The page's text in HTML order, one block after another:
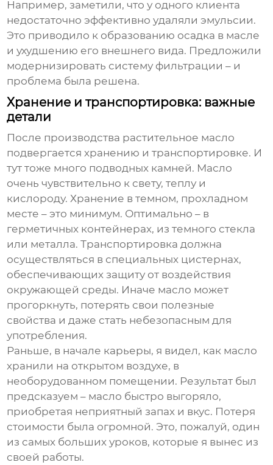
Например, заметили, что у одного клиента
недостаточно эффективно удаляли эмульсии.
Это приводило к образованию осадка в масле
и ухудшению его внешнего вида. Предложили
модернизировать систему фильтрации – и
проблема была решена.
Хранение и транспортировка: важные
детали
После производства растительное масло
подвергается хранению и транспортировке. И
тут тоже много подводных камней. Масло
очень чувствительно к свету, теплу и
кислороду. Хранение в темном, прохладном
месте – это минимум. Оптимально – в
герметичных контейнерах, из темного стекла
или металла. Транспортировка должна
осуществляться в специальных цистернах,
обеспечивающих защиту от воздействия
окружающей среды. Иначе масло может
прогоркнуть, потерять свои полезные
свойства и даже стать небезопасным для
употребления.
Раньше, в начале карьеры, я видел, как масло
хранили на открытом воздухе, в
необорудованном помещении. Результат был
предсказуем – масло быстро выгоряло,
приобретая неприятный запах и вкус. Потеря
стоимости была огромной. Это, пожалуй, один
из самых больших уроков, которые я вынес из
своей работы.